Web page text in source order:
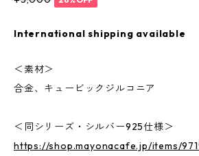
International shipping available
＜素材＞
合金、キュービックジルコニア
＜同シリーズ・シルバー925仕様＞
https://shop.mayonacafe.jp/items/